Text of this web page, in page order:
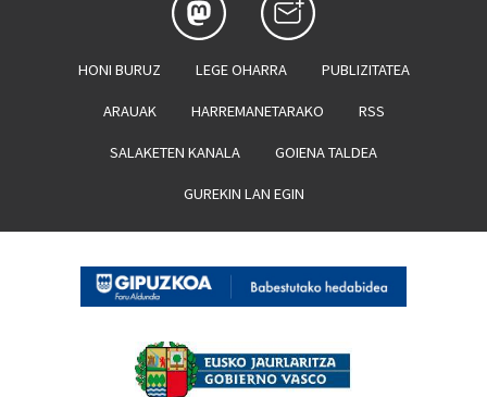
HONI BURUZ LEGE OHARRA PUBLIZITATEA
ARAUAK HARREMANETARAKO RSS
SALAKETEN KANALA GOIENA TALDEA
GUREKIN LAN EGIN